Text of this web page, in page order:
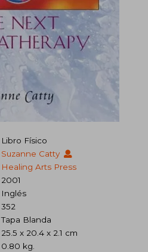
Libro Físico
Suzanne Catty
Healing Arts Press
2001
Inglés
352
Tapa Blanda
25.5 x 20.4 x 2.1 cm
0.80 kg.